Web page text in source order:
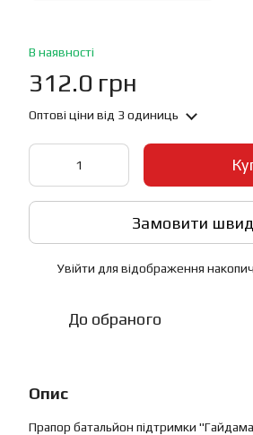
В наявності
312.0 грн
Оптові ціни від 3 одиниць
Замовити
Увійти для відображення
До обраного
Опис
Прапор батальйон підтримки